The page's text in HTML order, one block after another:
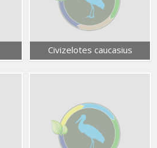
Civizelotes caucasius